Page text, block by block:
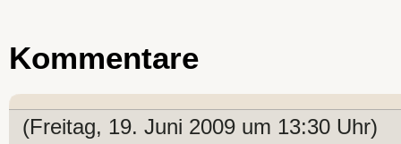
Kommentare
(Freitag, 19. Juni 2009 um 13:30 Uhr)